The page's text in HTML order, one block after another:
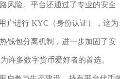
风险。平台还通过了专业的安全
户进行 KYC（身份认证），这为
钱包分离机制，进一步加固了安
许多数字货币爱好者的首选。